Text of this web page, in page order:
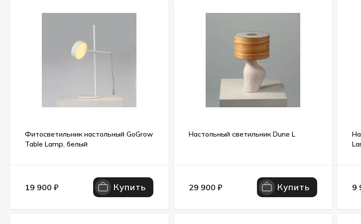
Фитосветильник настольный GoGrow
Table Lamp, белый
19 900 ₽ Купить
Настольный светильник Dune L
29 900 ₽ Купить 9